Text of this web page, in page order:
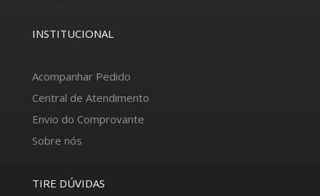
INSTITUCIONAL
Acompanhar Pedido
Central de Atendimento
Envio do Comprovante
Sobre nós
TIRE DÚVIDAS